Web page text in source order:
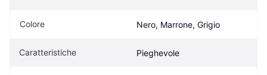
Colore Nero, Marrone, Grigio
Caratteristiche Pieghevole